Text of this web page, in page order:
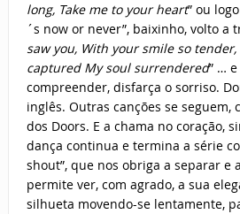
long, Take me to your heart” ou
´s now or never”, baixinho, volto a
saw you, With your smile so
captured My soul surrendered” …
compreender, disfarça o sorriso.
inglês. Outras canções se seguem,
dos Doors. E a chama no coração,
dança continua e termina a série
shout”, que nos obriga a separar e
permite ver, com agrado, a sua
silhueta movendo-se lentamente,